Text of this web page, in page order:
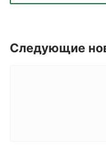
Следующие